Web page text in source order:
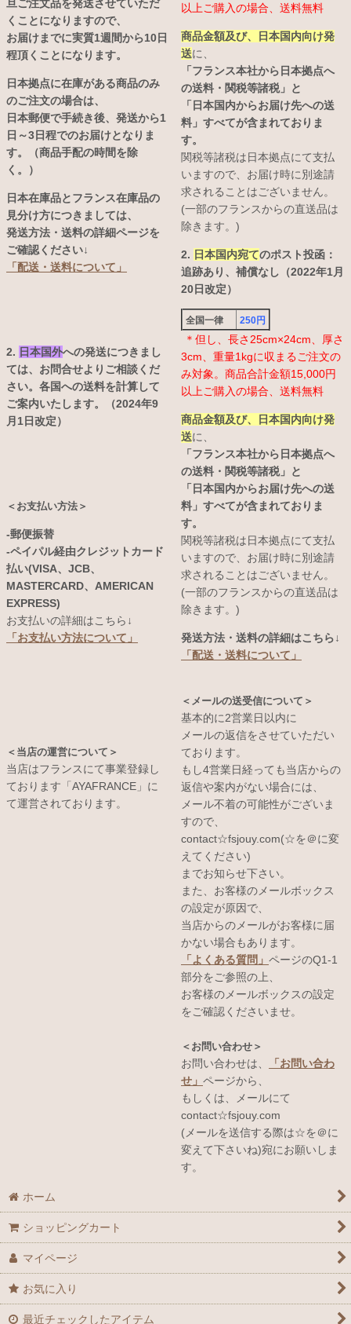
旦ご注文品を発送させていただ
くことになりますので、
お届けまでに実質1週間から10日
程頂くことになります。
日本拠点に在庫がある商品のみ
のご注文の場合は、
日本郵便で手続き後、発送から1
日～3日程でのお届けとなりま
す。（商品手配の時間を除
く。）
日本在庫品とフランス在庫品の
見分け方につきましては、
発送方法・送料の詳細ページを
ご確認ください↓
「配送・送料について」
2. 日本国外への発送につきまし
ては、お問合せよりご相談くだ
さい。各国への送料を計算して
ご案内いたします。（2024年9
月1日改定）
＜お支払い方法＞
-郵便振替
-ペイパル経由クレジットカード
払い(VISA、JCB、
MASTERCARD、AMERICAN
EXPRESS)
お支払いの詳細はこちら↓
「お支払い方法について」
＜当店の運営について＞
当店はフランスにて事業登録し
ております「AYAFRANCE」に
て運営されております。
以上ご購入の場合、送料無料
商品金額及び、日本国内向け発
送に、
「フランス本社から日本拠点へ
の送料・関税等諸税」と
「日本国内からお届け先への送
料」すべてが含まれておりま
す。
関税等諸税は日本拠点にて支払
いますので、お届け時に別途請
求されることはございません。
(一部のフランスからの直送品は
除きます。)
2. 日本国内宛てのポスト投函：
追跡あり、補償なし（2022年1月
20日改定）
全国一律 250円
＊但し、長さ25cm×24cm、厚さ
3cm、重量1kgに収まるご注文の
み対象。商品合計金額15,000円
以上ご購入の場合、送料無料
商品金額及び、日本国内向け発
送に、
「フランス本社から日本拠点へ
の送料・関税等諸税」と
「日本国内からお届け先への送
料」すべてが含まれておりま
す。
関税等諸税は日本拠点にて支払
いますので、お届け時に別途請
求されることはございません。
(一部のフランスからの直送品は
除きます。)
発送方法・送料の詳細はこちら↓
「配送・送料について」
＜メールの送受信について＞
基本的に2営業日以内に
メールの返信をさせていただい
ております。
もし4営業日経っても当店からの
返信や案内がない場合には、
メール不着の可能性がございま
すので、
contact☆fsjouy.com(☆を＠に変
えてください)
までお知らせ下さい。
また、お客様のメールボックス
の設定が原因で、
当店からのメールがお客様に届
かない場合もあります。
「よくある質問」 ページのQ1-1
部分をご参照の上、
お客様のメールボックスの設定
をご確認くださいませ。
＜お問い合わせ＞
お問い合わせは、
「お問い合わ
せ」 ページから、
もしくは、メールにて
contact☆fsjouy.com
(メールを送信する際は☆を＠に
変えて下さいね)宛にお願いしま
す。
ホーム
ショッピングカート
マイページ
お気に入り
最近チェックしたアイテム